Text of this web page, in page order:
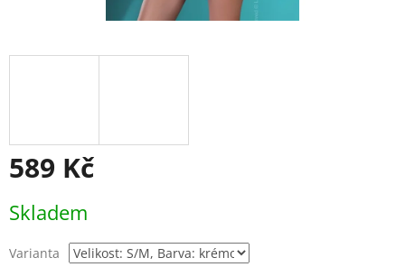
589 Kč
cena:
Skladem
Varianta